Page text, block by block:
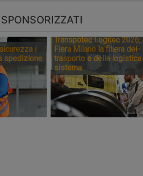
i
spedizione
Transpotec Logitec 2026:
Fiera Milano la filiera del
trasporto e della logistica
sistema